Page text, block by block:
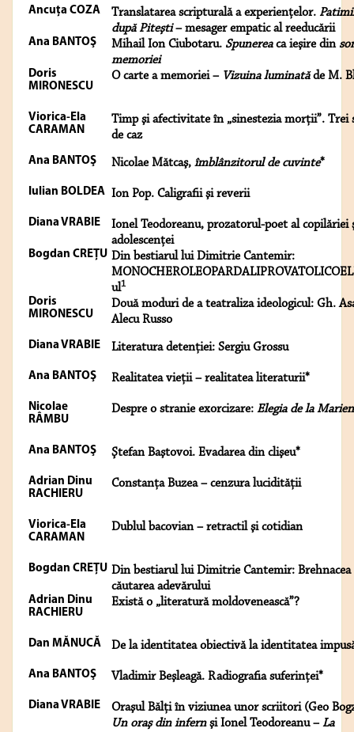
Ancuţa COZA Translatarea scripturală a experienţelor.
după Piteşti– mesager empatic al reeducării
Ana BANTOŞ Mihail Ion Ciubotaru. Spunereaca ieşire din
memoriei
Doris
MIRONESCU
O carte a memoriei – Vizuina luminatăde M.
Viorica-Ela
CARAMAN
Timp şi afectivitate în „sinestezia morţii”. Trei
de caz
Ana BANTOŞ Nicolae Mătcaş, îmblânzitorul de cuvinte*
Iulian BOLDEA Ion Pop. Caligrafii şi reverii
Diana VRABIE
Ionel Teodoreanu, prozatorul-poet al copilăriei
adolescenţei
Bogdan CREŢU Din bestiarul lui Dimitrie Cantemir:
ul1
Doris
MIRONESCU
Două moduri de a teatraliza ideologicul: Gh.
Alecu Russo
Diana VRABIE Literatura detenţiei: Sergiu Grossu
Ana BANTOŞ Realitatea vieţii – realitatea literaturii*
Nicolae
RÂMBU
Despre o stranie exorcizare: Elegia de la
Ana BANTOŞ Ştefan Baştovoi. Evadarea din clişeu*
Adrian Dinu
RACHIERU
Constanţa Buzea – cenzura lucidităţii
Viorica-Ela
CARAMAN
Dublul bacovian – retractil şi cotidian
Bogdan CREŢU Din bestiarul lui Dimitrie Cantemir: Brehnacea
căutarea adevărului
Adrian Dinu
RACHIERU
Există o „literatură moldovenească”?
Dan MĂNUCĂ De la identitatea obiectivă la identitatea
Ana BANTOŞ Vladimir Beşleagă. Radiografia suferinţei*
Diana VRABIE
Oraşul Bălţi în viziunea unor scriitori (Geo
Un oraş din infernşi Ionel Teodoreanu – La